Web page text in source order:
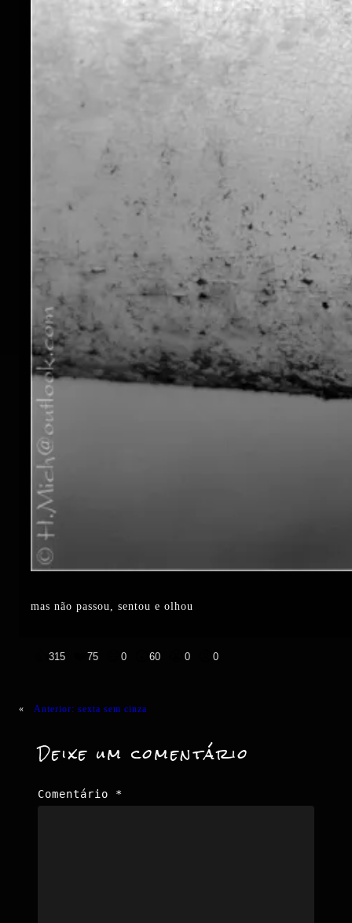
mas não passou, sentou e olhou
315 75 0 60 0 0
« Anterior: sexta sem cinza
Deixe um comentário
Comentário *